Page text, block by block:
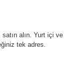
alın. Yurt içi ve
tek adres.